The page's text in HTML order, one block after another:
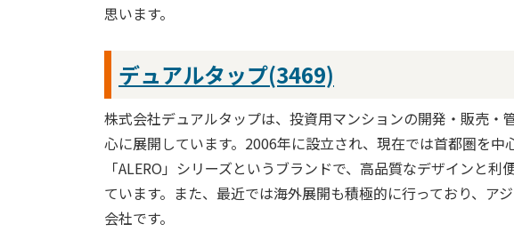
思います。
デュアルタップ(3469)
株式会社デュアルタップは、投資用マンションの開発・販売・
心に展開しています。2006年に設立され、現在では首都圏を中
「ALERO」シリーズというブランドで、高品質なデザインと
ています。また、最近では海外展開も積極的に行っており、ア
会社です。